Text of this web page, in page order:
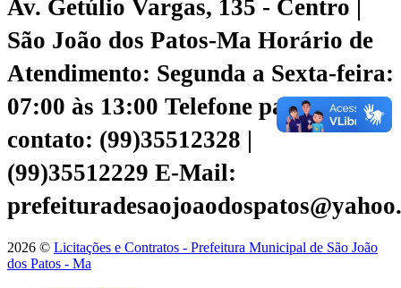
Av. Getúlio Vargas, 135 - Centro |
São João dos Patos-Ma Horário de
Atendimento: Segunda a Sexta-feira:
07:00 às 13:00 Telefone para
contato: (99)35512328 |
(99)35512229 E-Mail:
2026 © Licitações e Contratos - Prefeitura Municipal de São João
dos Patos - Ma